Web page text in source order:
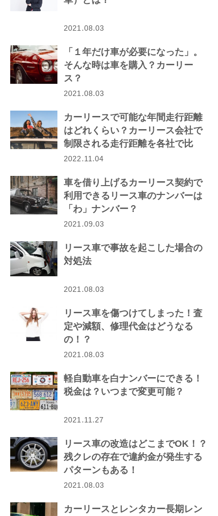
2021.08.03
「１年だけ車が必要になった」。
そんな時は車を購入？カーリー
ス？
2021.08.03
カーリースで可能な年間走行距離
はどれくらい？カーリース会社で
制限される走行距離を各社で比
較！
2022.11.04
車を借り上げるカーリース契約で
利用できるリース車のナンバーは
「わ」ナンバー？
2021.09.03
リース車で事故を起こした場合の
対処法
2021.08.03
リース車を傷つけてしまった！査
定や減額、修理代金はどうなる
の！？
2021.08.03
軽自動車を白ナンバーにできる！
税金は？いつまで変更可能？
2021.11.27
リース車の改造はどこまでOK！？
残クレの存在で違約金が発生する
パターンもある！
2021.08.03
カーリースとレンタカー長期レン